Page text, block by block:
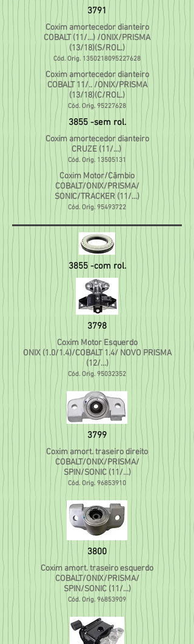
3791
Coxim amortecedor dianteiro
COBALT (11/...) /ONIX/PRISMA
(13/18)(S/ROL.)
Cód. Orig. 1350218095227628
Coxim amortecedor dianteiro
COBALT 11/.. /ONIX/PRISMA
(13/18)(C/ROL.)
Cód. Orig. 95227628
3855 -sem rol.
Coxim amortecedor dianteiro
CRUZE (11/...)
Cód. Orig. 13505131
Coxim Motor/Cãmbio
COBALT/ONIX/PRISMA/
SONIC/TRACKER (11/...)
Cód. Orig. 95493722
3855 -com rol.
3798
Coxim Motor Esquerdo
ONIX (1.0/1.4)/COBALT 1.4/ NOVO PRISMA
(12/...)
Cód. Orig. 95032352
3799
Coxim amort. traseiro direito
COBALT/ONIX/PRISMA/
SPIN/SONIC (11/...)
Cód. Orig. 96853910
3800
Coxim amort. traseiro esquerdo
COBALT/ONIX/PRISMA/
SPIN/SONIC (11/...)
Cód. Orig. 96853909